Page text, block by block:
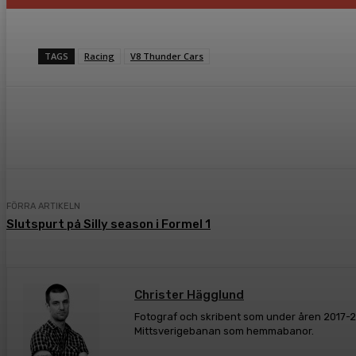
TAGS Racing V8 Thunder Cars
FÖRRA ARTIKELN
Slutspurt på Silly season i Formel 1
Christer Hägglund
Fotograf och skribent som under åren
Mittsverigebanan som hemmabanor.